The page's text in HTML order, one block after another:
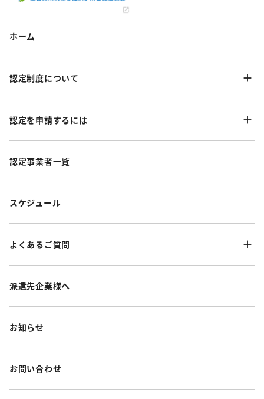
ホーム
認定制度について
認定を申請するには
認定事業者一覧
スケジュール
よくあるご質問
派遣先企業様へ
お知らせ
お問い合わせ